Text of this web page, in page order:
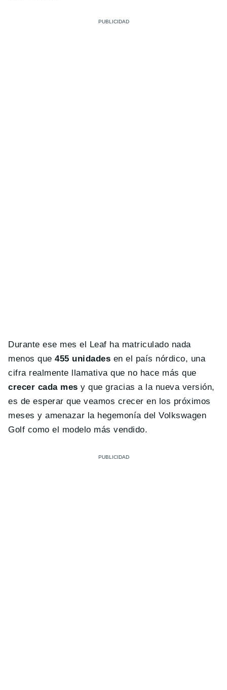
Durante ese mes el Leaf ha matriculado nada
menos que455 unidades en el país nórdico, una
cifra realmente llamativa que no hace más que
crecer cada mes y que gracias a la nueva versión,
es de esperar que veamos crecer en los próximos
meses y amenazar la hegemonía del Volkswagen
Golf como el modelo más vendido.